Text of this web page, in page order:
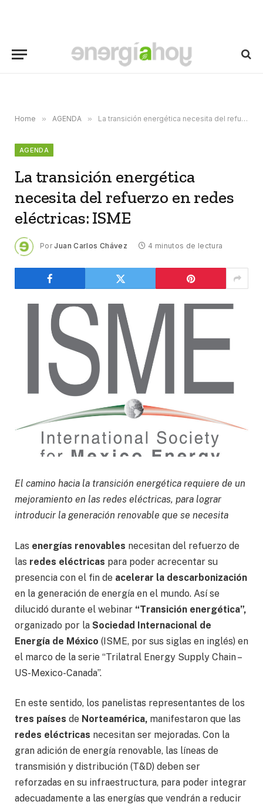
Home » AGENDA » La transición energética necesita del refuerzo en redes eléctricas: ISME
AGENDA
La transición energética
necesita del refuerzo en redes
eléctricas: ISME
Por Juan Carlos Chávez 4 minutos de lectura
El camino hacia la transición energética requiere de un
mejoramiento en las redes eléctricas, para lograr
introducir la generación renovable que se necesita
Las energías renovables necesitan del refuerzo de
las redes eléctricas para poder acrecentar su
presencia con el fin de acelerar la descarbonización
en la generación de energía en el mundo. Así se
dilucidó durante el webinar “Transición energética”,
organizado por la Sociedad Internacional de
Energía de México (ISME, por sus siglas en inglés) en
el marco de la serie “Trilatral Energy Supply Chain –
US-Mexico-Canada”.
En este sentido, los panelistas representantes de los
tres países de Norteamérica, manifestaron que las
redes eléctricas necesitan ser mejoradas. Con la
gran adición de energía renovable, las líneas de
transmisión y distribución (T&D) deben ser
reforzadas en su infraestructura, para poder integrar
adecuadamente a las energías que vendrán a reducir